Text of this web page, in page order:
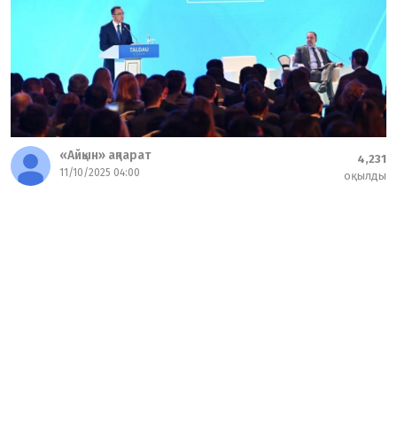
«Айқын» ақпарат
11/10/2025 04:00
4,231
оқылды